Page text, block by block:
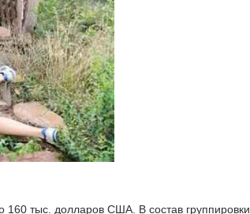
160 тыс. долларов США. В состав группировки